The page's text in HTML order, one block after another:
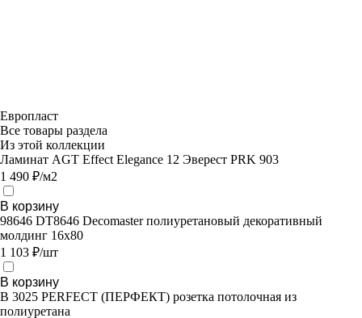
Европласт
Все товары раздела
Из этой коллекции
Ламинат AGT Effect Elegance 12 Эверест PRK 903
1 490 ₽/м2
В корзину
98646 DT8646 Decomaster полиуретановый декоративный
молдинг 16х80
1 103 ₽/шт
В корзину
В 3025 PERFECT (ПЕРФЕКТ) розетка потолочная из
полиуретана